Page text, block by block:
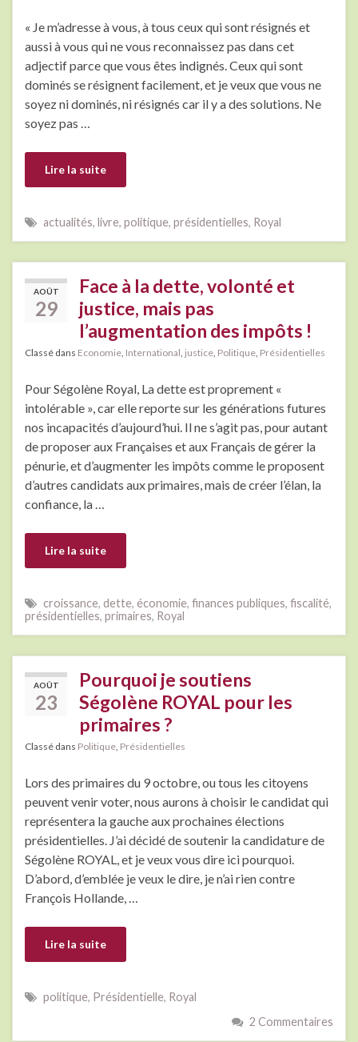
« Je m’adresse à vous, à tous ceux qui sont résignés et
aussi à vous qui ne vous reconnaissez pas dans cet
adjectif parce que vous êtes indignés. Ceux qui sont
dominés se résignent facilement, et je veux que vous ne
soyez ni dominés, ni résignés car il y a des solutions. Ne
soyez pas …
Lire la suite
actualités, livre, politique, présidentielles, Royal
AOÛT
29
Face à la dette, volonté et
justice, mais pas
l’augmentation des impôts !
Classé dans Economie International justice Politique Présidentielles
Pour Ségolène Royal, La dette est proprement «
intolérable », car elle reporte sur les générations futures
nos incapacités d’aujourd’hui. Il ne s’agit pas, pour autant
de proposer aux Françaises et aux Français de gérer la
pénurie, et d’augmenter les impôts comme le proposent
d’autres candidats aux primaires, mais de créer l’élan, la
confiance, la …
Lire la suite
croissance, dette, économie, finances publiques, fiscalité,
présidentielles, primaires, Royal
AOÛT
23
Pourquoi je soutiens
Ségolène ROYAL pour les
primaires ?
Classé dans Politique Présidentielles
Lors des primaires du 9 octobre, ou tous les citoyens
peuvent venir voter, nous aurons à choisir le candidat qui
représentera la gauche aux prochaines élections
présidentielles. J’ai décidé de soutenir la candidature de
Ségolène ROYAL, et je veux vous dire ici pourquoi.
D’abord, d’emblée je veux le dire, je n’ai rien contre
François Hollande, …
Lire la suite
politique, Présidentielle, Royal
2 Commentaires